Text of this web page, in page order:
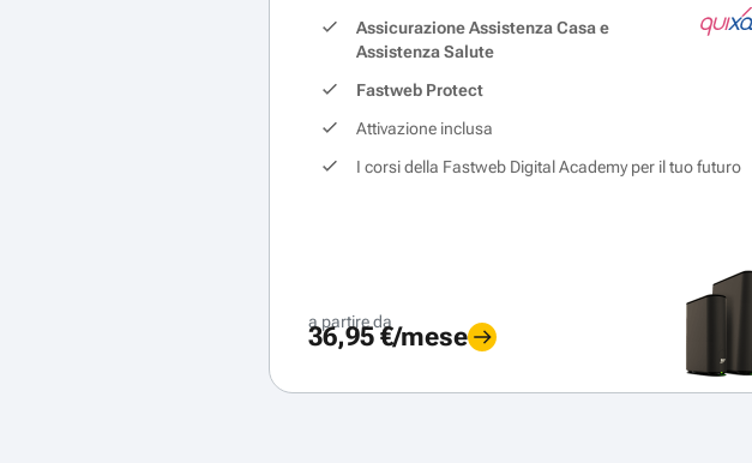
Assicurazione Assistenza Casa e
Assistenza Salute
Fastweb Protect
Attivazione inclusa
I corsi della Fastweb Digital Academy per il tuo futuro
a partire da
36,95 €/mese